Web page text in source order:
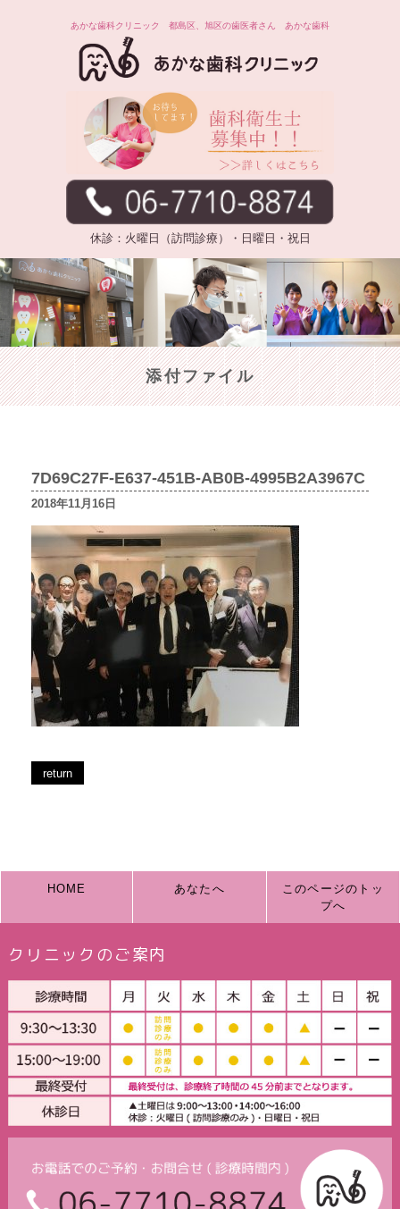
あかな歯科クリニック 都島区、旭区の歯医者さん あかな歯科
休診：火曜日（訪問診療）・日曜日・祝日
添付ファイル
7D69C27F-E637-451B-AB0B-4995B2A3967C
2018年11月16日
return
HOME あなたへ
このページのトッ
プへ
クリニックのご案内